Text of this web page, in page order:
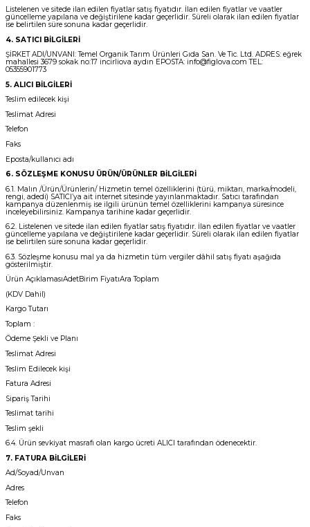
Listelenen ve sitede ilan edilen fiyatlar satış fiyatıdır. İlan edilen fiyatlar ve vaatler
güncelleme yapılana ve değiştirilene kadar geçerlidir. Süreli olarak ilan edilen fiyatlar
ise belirtilen süre sonuna kadar geçerlidir.
4. SATICI BİLGİLERİ
ŞİRKET ADI/UNVANI: Temel Organik Tarım Ürünleri Gıda San. Ve Tic. Ltd. ADRES: eğrek
mahallesi 3679 sokak no:17 incirliova aydın EPOSTA: info@figlova.com TEL:
05355901773
5. ALICI BİLGİLERİ
Teslim edilecek kişi
Teslimat Adresi
Telefon
Faks
Eposta/kullanıcı adı
6. SÖZLEŞME KONUSU ÜRÜN/ÜRÜNLER BİLGİLERİ
6.1. Malın /Ürün/Ürünlerin/ Hizmetin temel özelliklerini (türü, miktarı, marka/modeli,
rengi, adedi) SATICI’ya ait internet sitesinde yayınlanmaktadır. Satıcı tarafından
kampanya düzenlenmiş ise ilgili ürünün temel özelliklerini kampanya süresince
inceleyebilirsiniz. Kampanya tarihine kadar geçerlidir.
6.2. Listelenen ve sitede ilan edilen fiyatlar satış fiyatıdır. İlan edilen fiyatlar ve vaatler
güncelleme yapılana ve değiştirilene kadar geçerlidir. Süreli olarak ilan edilen fiyatlar
ise belirtilen süre sonuna kadar geçerlidir.
6.3. Sözleşme konusu mal ya da hizmetin tüm vergiler dâhil satış fiyatı aşağıda
gösterilmiştir.
Ürün AçıklamasıAdetBirim FiyatıAra Toplam
(KDV Dahil)
Kargo Tutarı
Toplam :
Ödeme Şekli ve Planı
Teslimat Adresi
Teslim Edilecek kişi
Fatura Adresi
Sipariş Tarihi
Teslimat tarihi
Teslim şekli
6.4. Ürün sevkiyat masrafı olan kargo ücreti ALICI tarafından ödenecektir.
7. FATURA BİLGİLERİ
Ad/Soyad/Unvan
Adres
Telefon
Faks